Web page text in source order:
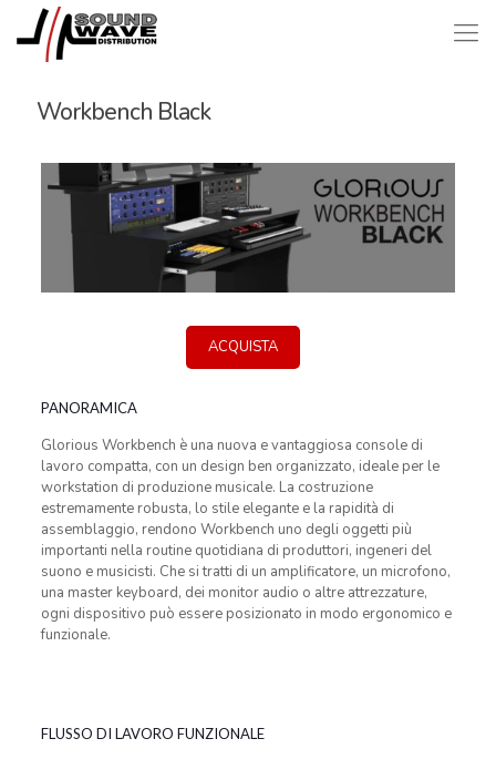
Workbench Black
ACQUISTA
PANORAMICA
Glorious Workbench è una nuova e vantaggiosa console di
lavoro compatta, con un design ben organizzato, ideale per le
workstation di produzione musicale. La costruzione
estremamente robusta, lo stile elegante e la rapidità di
assemblaggio, rendono Workbench uno degli oggetti più
importanti nella routine quotidiana di produttori, ingeneri del
suono e musicisti. Che si tratti di un amplificatore, un microfono,
una master keyboard, dei monitor audio o altre attrezzature,
ogni dispositivo può essere posizionato in modo ergonomico e
funzionale.
FLUSSO DI LAVORO FUNZIONALE